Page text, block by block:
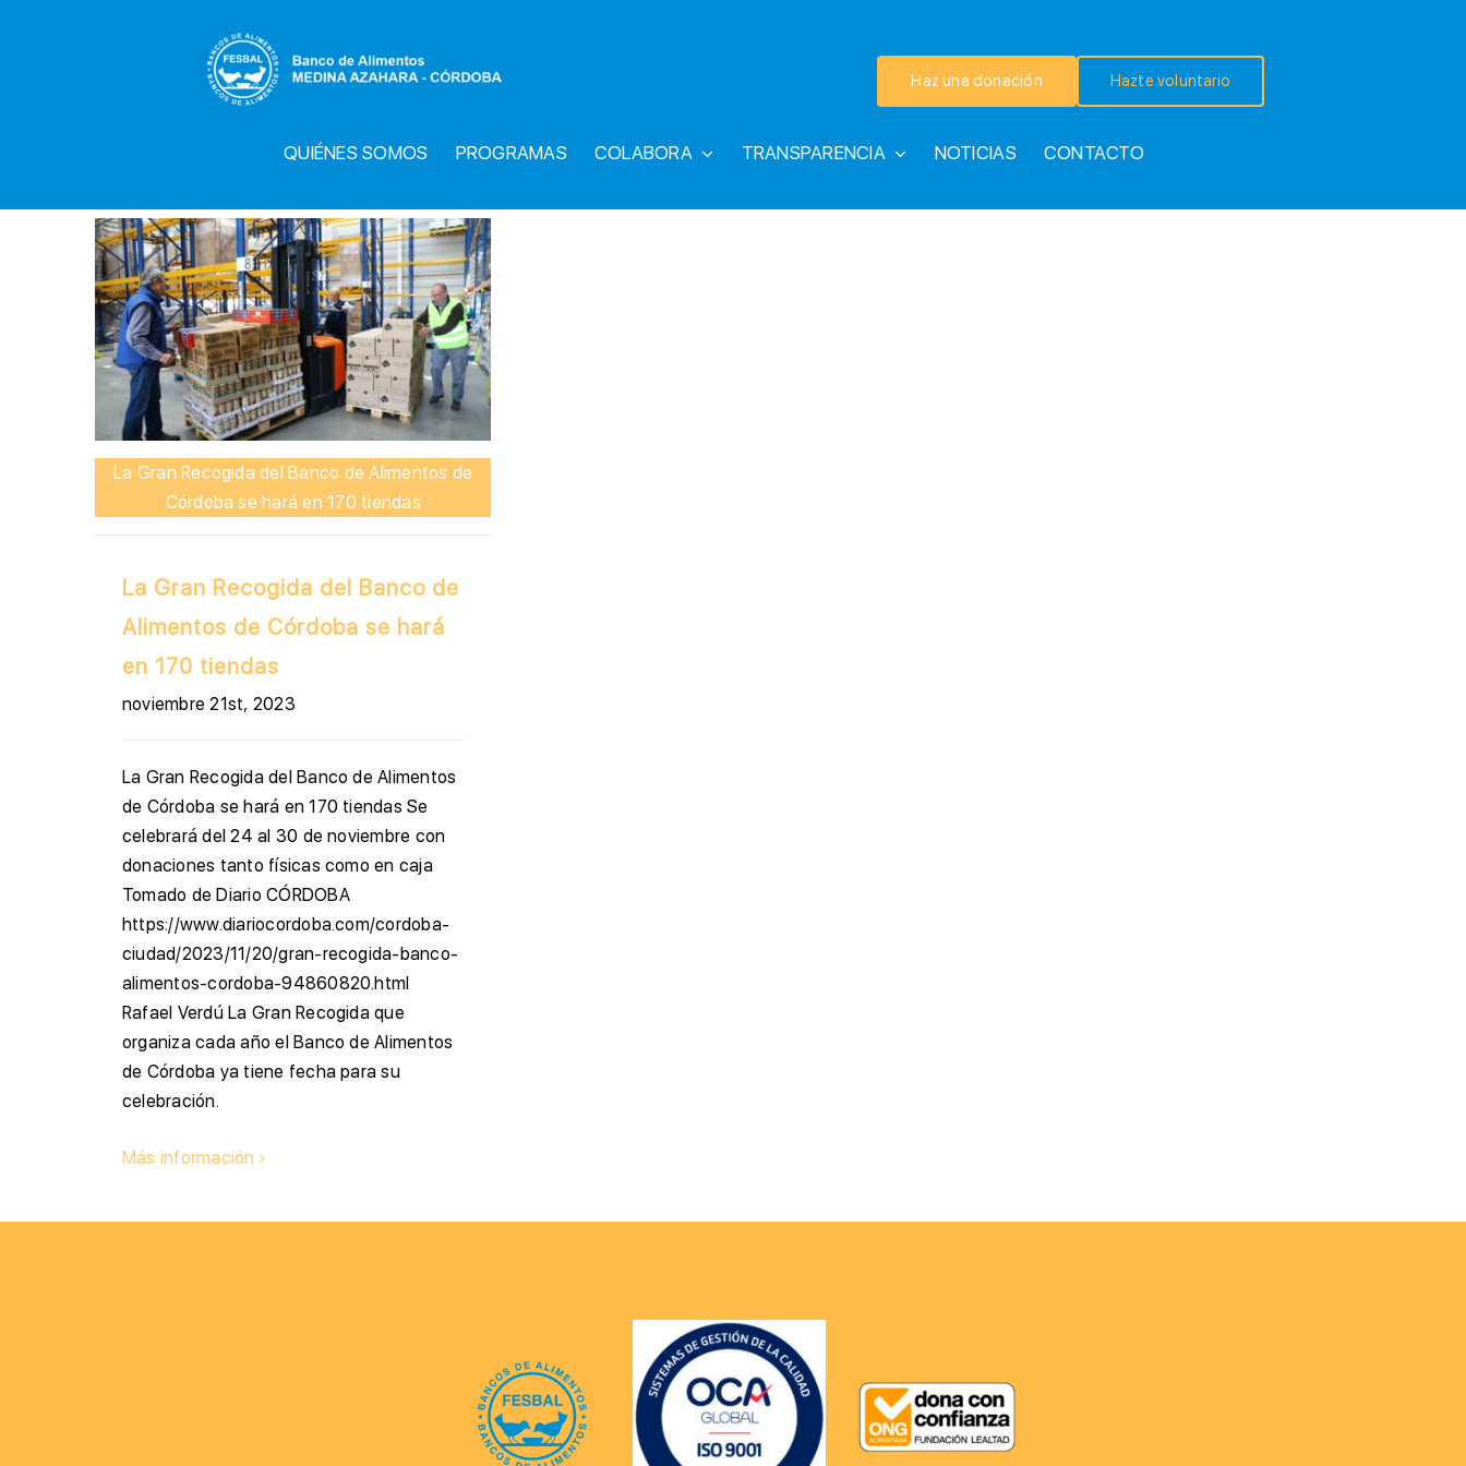
Haz una donación Hazte voluntario
QUIÉNES SOMOS PROGRAMAS COLABORA TRANSPARENCIA NOTICIAS CONTACTO
La Gran Recogida del Banco de Alimentos de
Córdoba se hará en 170 tiendas
La Gran Recogida del Banco de
Alimentos de Córdoba se hará
en 170 tiendas
noviembre 21st, 2023
La Gran Recogida del Banco de Alimentos
de Córdoba se hará en 170 tiendas Se
celebrará del 24 al 30 de noviembre con
donaciones tanto físicas como en caja
Tomado de Diario CÓRDOBA
https://www.diariocordoba.com/cordoba-
ciudad/2023/11/20/gran-recogida-banco-
alimentos-cordoba-94860820.html
Rafael Verdú La Gran Recogida que
organiza cada año el Banco de Alimentos
de Córdoba ya tiene fecha para su
celebración.
Más información